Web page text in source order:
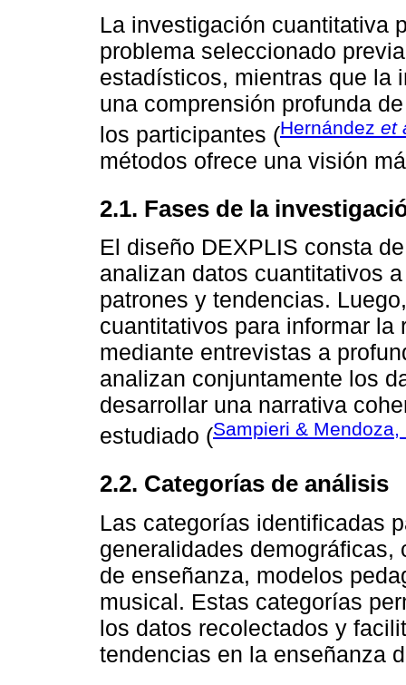
La investigación cuantitativa
problema seleccionado
estadísticos, mientras que la
una comprensión profunda
los participantes (Hernández et
métodos ofrece una visión
2.1. Fases de la
El diseño DEXPLIS consta
analizan datos cuantitativos
patrones y tendencias.
cuantitativos para informar
mediante entrevistas a
analizan conjuntamente los
desarrollar una narrativa
estudiado (Sampieri & Mendoza,
2.2. Categorías de análisis
Las categorías identificadas
generalidades
de enseñanza, modelos
musical. Estas categorías
los datos recolectados y
tendencias en la enseñanza